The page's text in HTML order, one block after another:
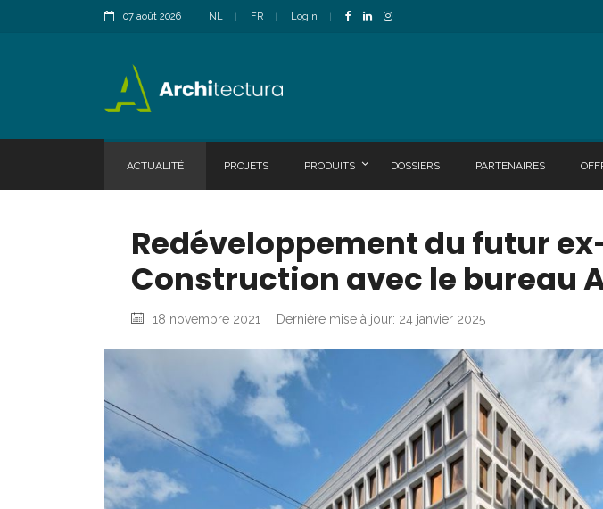
07 août 2026 NL FR Login
ACTUALITÉ PROJETS PRODUITS DOSSIERS PARTENAIRES
Redéveloppement du futur
Construction avec le bureau
18 novembre 2021 Dernière mise à jour: 24 janvier 2025